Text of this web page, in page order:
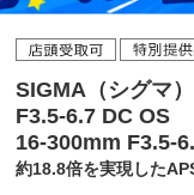
SIGMA（シグマ
F3.5-6.7 DC OS
16-300mm F3.5-
約18.8倍を実現した